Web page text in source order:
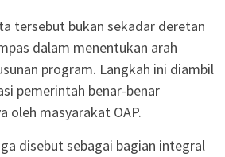
tersebut bukan sekadar deretan
dalam menentukan arah
program. Langkah ini diambil
pemerintah benar-benar
oleh masyarakat OAP.
disebut sebagai bagian integral